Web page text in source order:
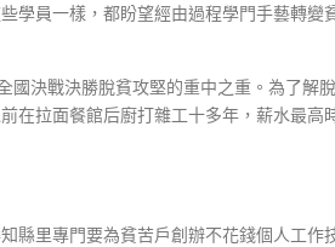
學員一樣，都盼望經由過程學門手藝轉變
國決戰決勝脫貧攻堅的重中之重。為了解脫
在拉面餐館后廚打雜工十多年，薪水最高
縣里專門要為貧苦戶創辦不花錢個人工作